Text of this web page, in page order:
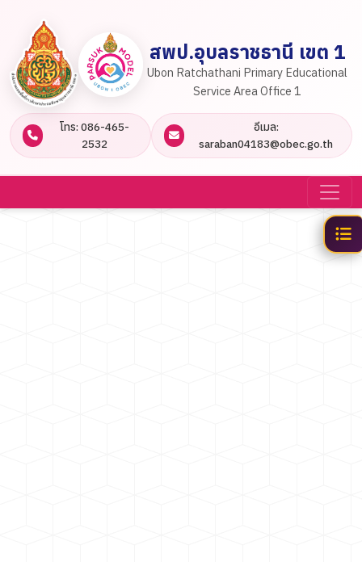
สพป.อุบลราชธานี เขต 1
Ubon Ratchathani Primary Educational
Service Area Office 1
โทร: 086-465-
2532
อีเมล:
saraban04183@obec.go.th